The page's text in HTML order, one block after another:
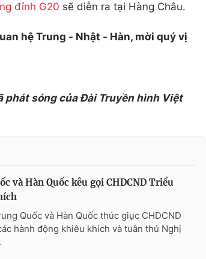
đỉnh G20 sẽ diễn ra tại Hàng Châu.
hệ Trung - Nhật - Hàn, mời quý vị
sóng của Đài Truyền hình Việt
và Hàn Quốc kêu gọi CHDCND Triều
Quốc và Hàn Quốc thúc giục CHDCND
hành động khiêu khích và tuân thủ Nghị